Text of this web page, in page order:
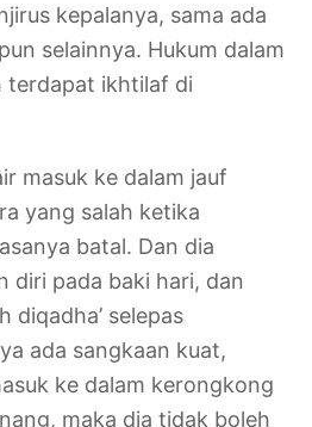
kepalanya, sama ada
selainnya. Hukum dalam
terdapat ikhtilaf di
masuk ke dalam jauf
yang salah ketika
batal. Dan dia
diri pada baki hari, dan
diqadha’ selepas
ada sangkaan kuat,
ke dalam kerongkong
maka dia tidak boleh